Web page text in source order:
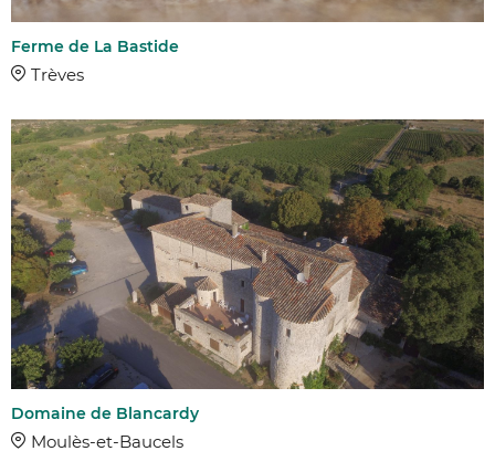
Ferme de La Bastide
Trèves
Domaine de Blancardy
Moulès-et-Baucels